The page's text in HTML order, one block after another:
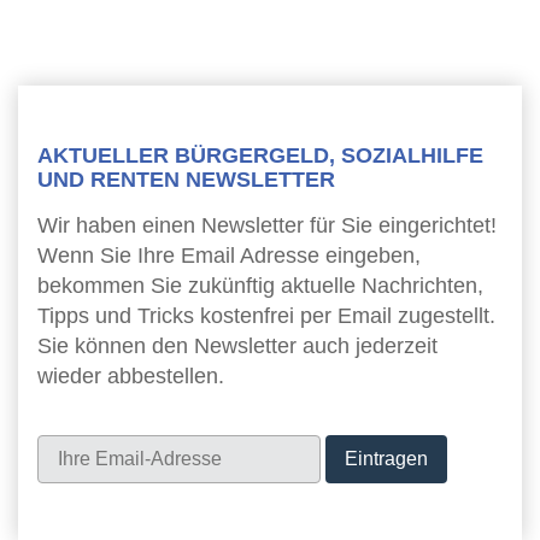
AKTUELLER BÜRGERGELD, SOZIALHILFE
UND RENTEN NEWSLETTER
Wir haben einen Newsletter für Sie eingerichtet!
Wenn Sie Ihre Email Adresse eingeben,
bekommen Sie zukünftig aktuelle Nachrichten,
Tipps und Tricks kostenfrei per Email zugestellt.
Sie können den Newsletter auch jederzeit
wieder abbestellen.